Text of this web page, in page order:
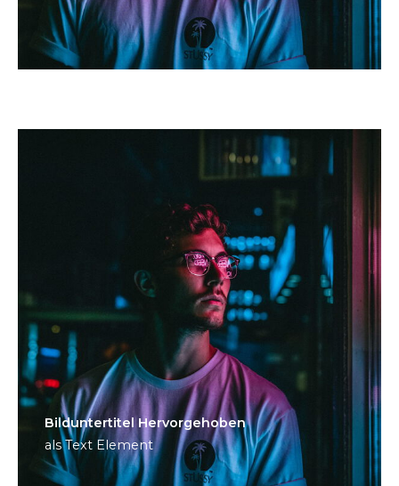
Bild­unter­titel Hervorgehoben
als Text Element